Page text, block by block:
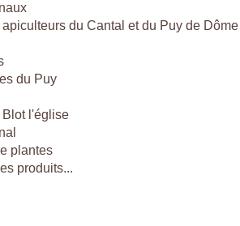
apiculteurs du Cantal et du Puy de Dôme
du Puy
Blot l'église
plantes
produits...